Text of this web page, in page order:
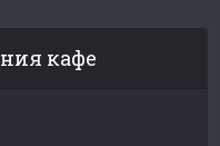
кафе